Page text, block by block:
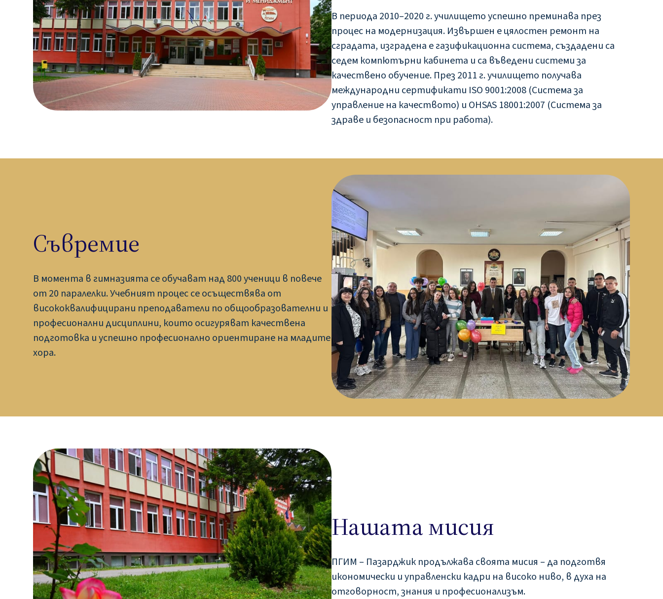
В периода 2010–2020 г. училището успешно преминава през
процес на модернизация. Извършен е цялостен ремонт на
сградата, изградена е газификационна система, създадени са
седем компютърни кабинета и са въведени системи за
качествено обучение. През 2011 г. училището получава
международни сертификати ISO 9001:2008 (Система за
управление на качеството) и OHSAS 18001:2007 (Система за
здраве и безопасност при работа).
Съвремие
В момента в гимназията се обучават над 800 ученици в повече
от 20 паралелки. Учебният процес се осъществява от
висококвалифицирани преподаватели по общообразователни и
професионални дисциплини, които осигуряват качествена
подготовка и успешно професионално ориентиране на младите
хора.
Нашата мисия
ПГИМ – Пазарджик продължава своята мисия – да подготвя
икономически и управленски кадри на високо ниво, в духа на
отговорност, знания и професионализъм.